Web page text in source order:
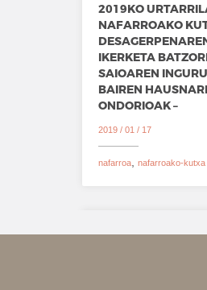
2019KO
NAFARROAKO
IKERKETA
SAIOAREN
BAIREN
ONDORIOAK –
2019 / 01 / 17
nafarroa nafarroako-kutxa